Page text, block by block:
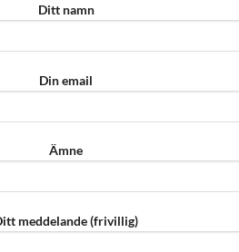
Ditt namn
Din email
Ämne
meddelande (frivillig)